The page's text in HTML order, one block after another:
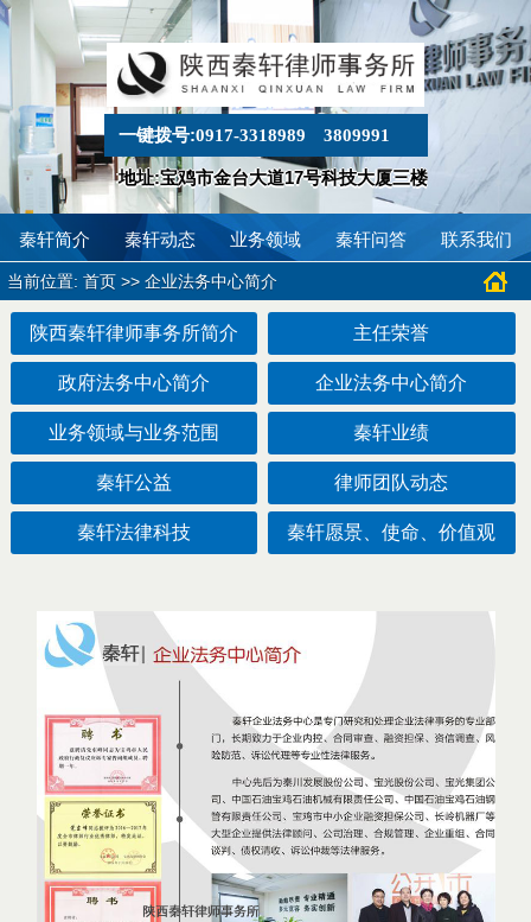
一键拨号:0917-3318989 3809991
地址:宝鸡市金台大道17号科技大厦三楼
秦轩简介 秦轩动态 业务领域 秦轩问答 联系我们
当前位置: 首页 >> 企业法务中心简介
陕西秦轩律师事务所简介 主任荣誉
政府法务中心简介 企业法务中心简介
业务领域与业务范围 秦轩业绩
秦轩公益 律师团队动态
秦轩法律科技 秦轩愿景、使命、价值观